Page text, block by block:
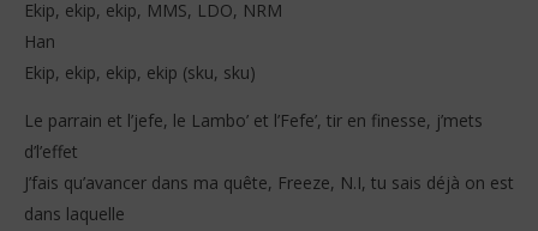
Ekip, ekip, ekip, MMS, LDO, NRM
Han
Ekip, ekip, ekip, ekip (sku, sku)
Le parrain et l’jefe, le Lambo’ et l’Fefe’, tir en finesse, j’mets
d’l’effet
J’fais qu’avancer dans ma quête, Freeze, N.I, tu sais déjà on est
dans laquelle